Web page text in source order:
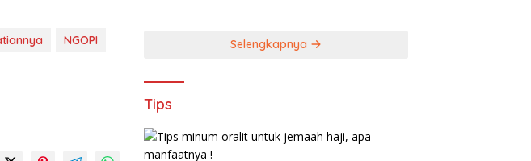
NGOPI
Selengkapnya
Tips